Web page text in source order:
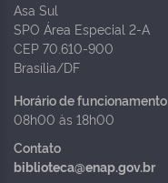
Asa Sul
SPO Área Especial 2-A
CEP 70.610-900
Brasília/DF
Horário de funcionamento
08h00 às 18h00
Contato
biblioteca@enap.gov.br